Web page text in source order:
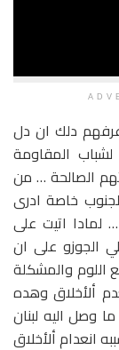
دلك ان دل
المقاومة
الصالحة … من
خاصة ادرى
لمادا اتيت على
الجوزو على ان
والمشكلة
ألأخلاق وهده
وصل اليه لبنان
انعدام ألأخلاق